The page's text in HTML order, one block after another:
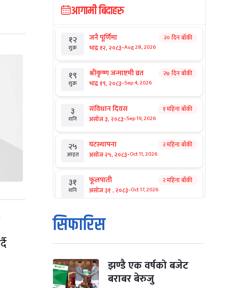
आगामी बिदाहरु
१२
शुक्र
जनै पूर्णिमा
भाद्र १२, २०८३-Aug 28, 2026
२० दिन बाँकी
१९
शुक्र
श्रीकृष्ण जन्माष्टमी व्रत
भाद्र १९, २०८३-Sep 4, 2026
२७ दिन बाँकी
३
शनि
संविधान दिवस
असोज ३, २०८३-Sep 19, 2026
१ महिना बाँकी
२५
आइत
घटस्थापना
असोज २५, २०८३-Oct 11, 2026
२ महिना बाँकी
३१
शनि
फूलपाती
असोज ३१ , २०८३-Oct 17, 2026
२ महिना बाँकी
१
आइत
कार्तिक सङ्क्रान्ति
कार्तिक १, २०८३
मंगल कार्तिक ३, २०८३ -Oct 20, 2026
सिफारिस
झण्डै एक वर्षको बजेट
बराबर बेरुजु